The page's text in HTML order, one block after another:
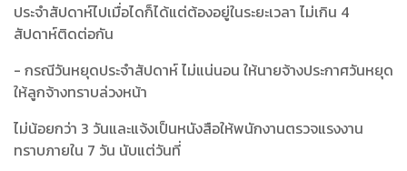
ประจำสัปดาห์ไปเมื่อไดก็ได้แต่ต้องอยู่ในระยะเวลา ไม่เกิน 4
สัปดาห์ติดต่อกัน
- กรณีวันหยุดประจำสัปดาห์ ไม่แน่นอน ให้นายจ้างประกาศวันหยุด
ให้ลูกจ้างทราบล่วงหน้า
ไม่น้อยกว่า 3 วันและแจ้งเป็นหนังสือให้พนักงานตรวจแรงงาน
ทราบภายใน 7 วัน นับแต่วันที่